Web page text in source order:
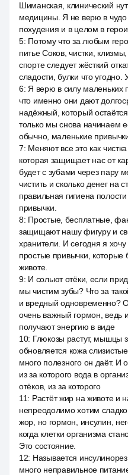
Шиманская, клинический
медицины. Я не верю в чудо
похудения и в целом в
5: Потому что за любым
питье Соков, чистки,
спорте следует жёсткий
сладости, булки что угодно.
6: Я верю в силу маленьких
что именно они дают
надёжный, который
только мы снова начинаем
обычно, маленькие
7: Меняют все это как
которая защищает нас от
будет с зубами через пару
чистить и сколько денег на
правильная гигиена
привычки.
8: Простые, бесплатные,
защищают нашу фигуру и
хранители. И сегодня я
простые привычки, которые
животе.
9: И сольют отёки, если
мы чистим зубы? Что за
и вредный одновременно?
очень важный гормон, ведь
получают энергию в виде
10: Глюкозы растут, мышцы
обновляется кожа
много полезного он даёт. И
из за которого вода в
отёков, из за которого
11: Растёт жир на животе и
непреодолимо хотим
жор, но гормон, инсулин,
когда клетки организма
Это состояние.
12: Называется
много неправильное